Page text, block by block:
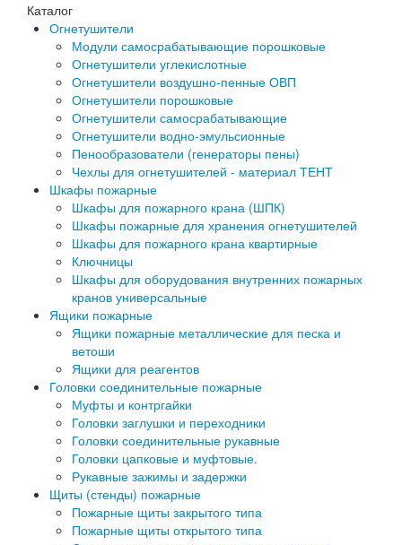
Каталог
Огнетушители
Модули самосрабатывающие порошковые
Огнетушители углекислотные
Огнетушители воздушно-пенные ОВП
Огнетушители порошковые
Огнетушители самосрабатывающие
Огнетушители водно-эмульсионные
Пенообразователи (генераторы пены)
Чехлы для огнетушителей - материал ТЕНТ
Шкафы пожарные
Шкафы для пожарного крана (ШПК)
Шкафы пожарные для хранения огнетушителей
Шкафы для пожарного крана квартирные
Ключницы
Шкафы для оборудования внутренних пожарных
кранов универсальные
Ящики пожарные
Ящики пожарные металлические для песка и
ветоши
Ящики для реагентов
Головки соединительные пожарные
Муфты и контргайки
Головки заглушки и переходники
Головки соединительные рукавные
Головки цапковые и муфтовые.
Рукавные зажимы и задержки
Щиты (стенды) пожарные
Пожарные щиты закрытого типа
Пожарные щиты открытого типа